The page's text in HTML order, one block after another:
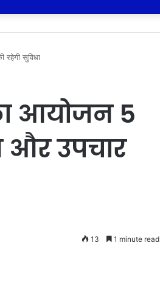
रहेगी सुविधा
आयोजन 5
और उपचार
13 1 minute read